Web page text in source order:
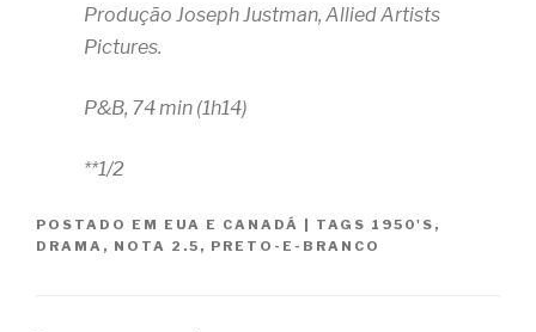
Produção Joseph Justman, Allied Artists
Pictures.
P&B, 74 min (1h14)
**1/2
POSTADO EM EUA E CANADÁ | TAGS 1950'S ,
DRAMA , NOTA 2.5 , PRETO-E-BRANCO